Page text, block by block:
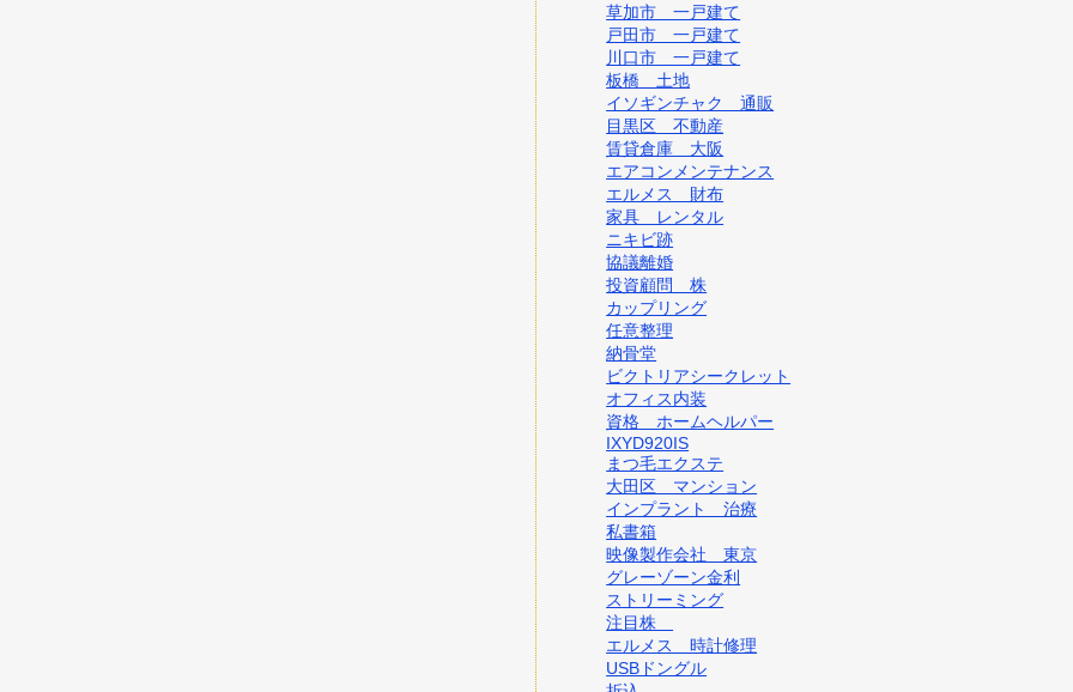
草加市 一戸建て
戸田市 一戸建て
川口市 一戸建て
板橋 土地
イソギンチャク 通販
目黒区 不動産
賃貸倉庫 大阪
エアコンメンテナンス
エルメス 財布
家具 レンタル
ニキビ跡
協議離婚
投資顧問 株
カップリング
任意整理
納骨堂
ビクトリアシークレット
オフィス内装
資格 ホームヘルパー
IXYD920IS
まつ毛エクステ
大田区 マンション
インプラント 治療
私書箱
映像製作会社 東京
グレーゾーン金利
ストリーミング
注目株
エルメス 時計修理
USBドングル